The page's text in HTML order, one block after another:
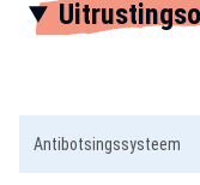
Antibotsingssysteem